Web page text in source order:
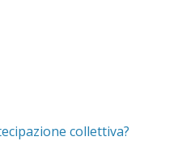
collettiva?